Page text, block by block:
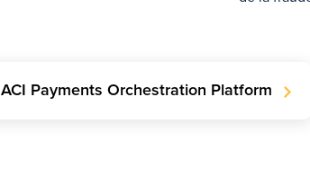
ACI Payments Orchestration Platform